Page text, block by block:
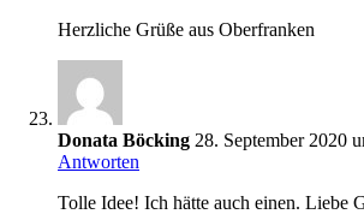
Herzliche Grüße aus Oberfranken
Donata Böcking 28. September 2020
Antworten
Tolle Idee! Ich hätte auch einen. Liebe